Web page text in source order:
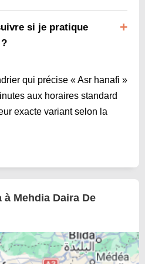
si je pratique
qui précise « Asr hanafi »
aux horaires standard
exacte variant selon la
Mehdia Daira De